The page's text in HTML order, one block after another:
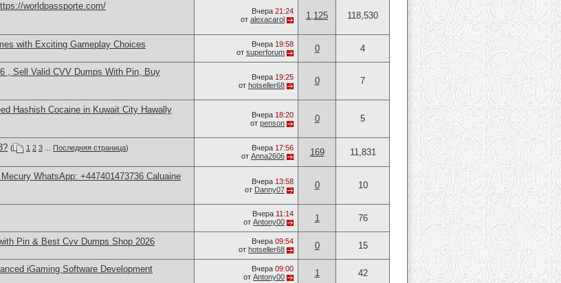
worldpassporte.com/ Вчера 21:24
от alexacarol 1,125 118,530
with Exciting Gameplay Choices Вчера 19:58
от superforum 0 4
, Sell Valid CVV Dumps With Pin, Buy
Вчера 19:25
от hotseller68 0 7
Hashish Cocaine in Kuwait City Hawally
Вчера 18:20
от penson 0 5
( 1 2 3 Последняя страница)
Вчера 17:56
от Anna2606 169 11,831
WhatsApp: +447401473736 Caluaine
Вчера 13:58
от Danny07 0 10
Вчера 11:14
от Antony00 1 76
Pin & Best Cvv Dumps Shop 2026 Вчера 09:54
от hotseller68 0 15
iGaming Software Development Вчера 09:00
от Antony00 1 42